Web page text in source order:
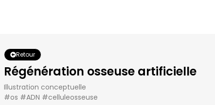
Retour
Régénération osseuse artificielle
Illustration conceptuelle
#os #ADN #celluleosseuse